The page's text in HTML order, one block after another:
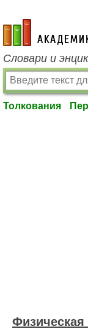
academic.ru
Словари и
Толкования